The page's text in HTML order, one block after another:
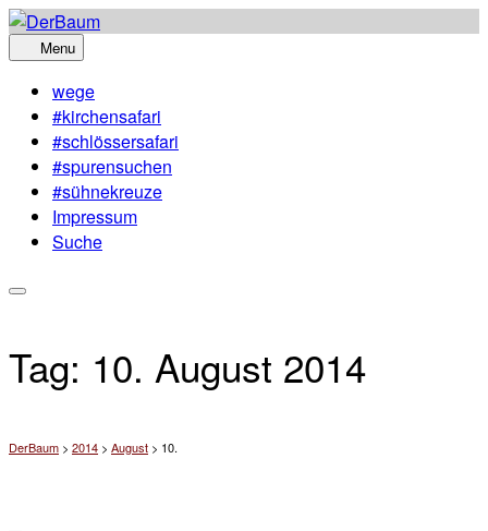
Skip
to
Menu
wege
#kirchensafari
#schlössersafari
#spurensuchen
#sühnekreuze
Impressum
Suche
Tag: 10. August 2014
DerBaum > 2014 > August > 10.